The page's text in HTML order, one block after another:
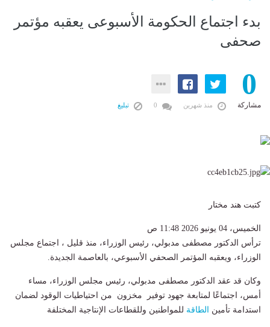
بدء اجتماع الحكومة الأسبوعى يعقبه مؤتمر
صحفى
0
مشاركة منذ شهرين تبليغ
كتبت هند مختار
الخميس، 04 يونيو 2026 11:48 ص
ترأس الدكتور مصطفى مدبولي، رئيس الوزراء، منذ قليل ، اجتماع مجلس
الوزراء، ويعقبه المؤتمر الصحفي الأسبوعي، بالعاصمة الجديدة.
وكان قد عقد الدكتور مصطفى مدبولي، رئيس مجلس الوزراء، مساء
أمس، اجتماعًا لمتابعة جهود توفير مخزون من احتياطيات الوقود لضمان
استدامة تأمين
الطاقة للمواطنين وللقطاعات الإنتاجية المختلفة